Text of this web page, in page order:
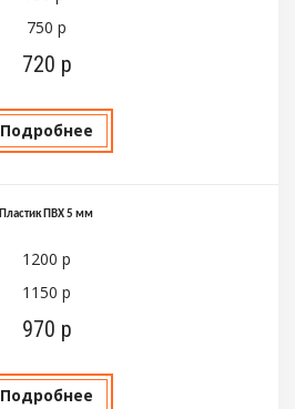
750 р
720 р
Подробнее
Пластик ПВХ 5 мм
1200 р
1150 р
970 р
Подробнее